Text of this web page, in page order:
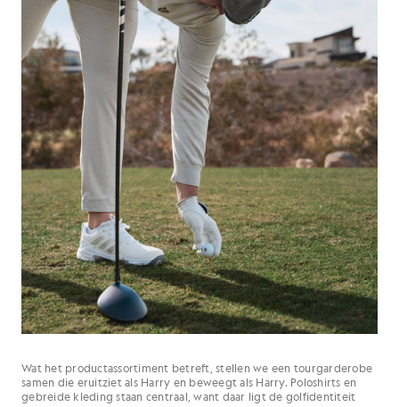
Wat het productassortiment betreft, stellen we een tourgarderobe
samen die eruitziet als Harry en beweegt als Harry. Poloshirts en
gebreide kleding staan centraal, want daar ligt de golfidentiteit